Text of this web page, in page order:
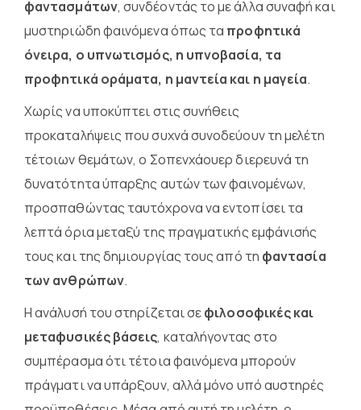
φαντασμάτων, συνδέοντάς το με άλλα συναφή και
μυστηριώδη φαινόμενα όπως τα προφητικά
όνειρα, ο υπνωτισμός, η υπνοβασία, τα
προφητικά οράματα, η μαντεία και η μαγεία.
Χωρίς να υποκύπτει στις συνήθεις
προκαταλήψεις που συχνά συνοδεύουν τη μελέτη
τέτοιων θεμάτων, ο Σοπενχάουερ διερευνά τη
δυνατότητα ύπαρξης αυτών των φαινομένων,
προσπαθώντας ταυτόχρονα να εντοπίσει τα
λεπτά όρια μεταξύ της πραγματικής εμφάνισής
τους και της δημιουργίας τους από τη φαντασία
των ανθρώπων.
Η ανάλυσή του στηρίζεται σεφιλοσοφικές και
μεταφυσικές βάσεις, καταλήγοντας στο
συμπέρασμα ότι τέτοια φαινόμενα μπορούν
πράγματι να υπάρξουν, αλλά μόνο υπό αυστηρές